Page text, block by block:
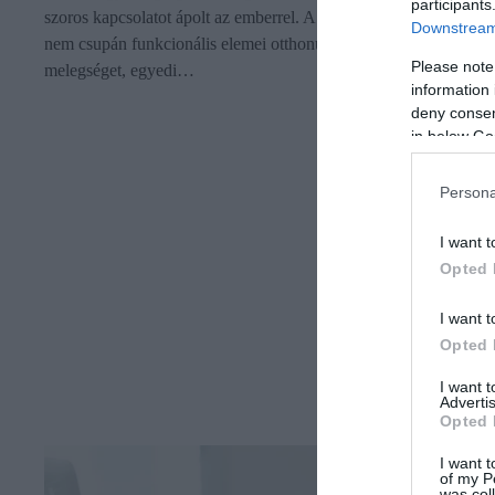
Please
information
deny
in below
I want
Opted
I want
Opted
I want
Opted
I want
of my
szoros kapcsolatot ápolt az emberrel. A természetes fabútorok
nem csupán funkcionális elemei otthonunknak, hanem
melegséget, egyedi…